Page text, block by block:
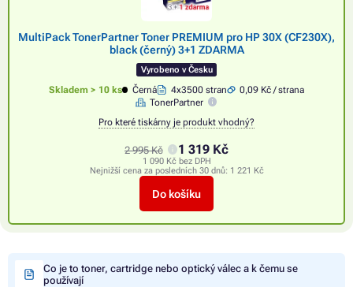
MultiPack TonerPartner Toner PREMIUM pro HP 30X (CF230X),
black (černý) 3+1 ZDARMA
Vyrobeno v Česku
Skladem > 10 ks Černá 4x3500 stran
0,09 Kč / strana
TonerPartner
Pro které tiskárny je produkt vhodný?
2 995 Kč 1 319 Kč
1 090 Kč bez DPH
Nejnižší cena za posledních 30 dnů: 1 221 Kč
Do košíku
Co je to toner, cartridge nebo optický válec a k čemu se
používají